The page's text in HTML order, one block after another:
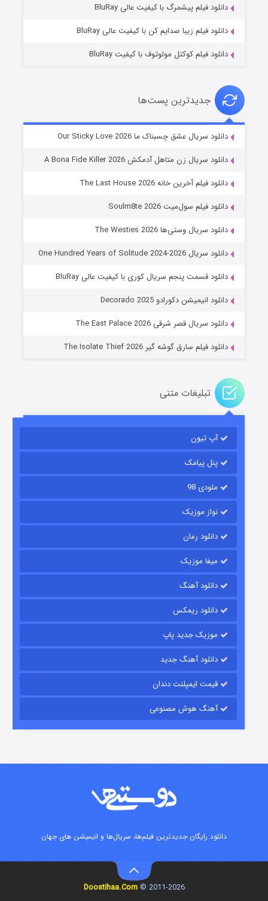
شوهر
عملیات آپارتمان
قسمت۲ (زیرنویس) منتشر شد
قسمت
قسمت۷ (زیرنویس) منتشر شد
دانلود فیلم پیشمرگ با کیفیت عالی BluRay
دانلود فیلم زیبا صدایم کن با کیفیت عالی BluRay
دانلود فیلم کوکتل مولوتوف با کیفیت BluRay
جدیدترین پست‌ها
دانلود سریال عشق چسبناک ما Our Sticky Love 2026
دانلود سریال زن متاهل آدمکش A Bona Fide Killer 2026
دانلود فیلم آخرین خانه The Last House 2026
دانلود فیلم سول‌میت Soulm8te 2026
دانلود سریال وستی‌ها The Westies 2026
دانلود سریال One Hundred Years of Solitude 2024-2026
دانلود قسمت پنجم سریال کوری با کیفیت عالی BluRay
دانلود انیمیشن دکورادو Decorado 2025
دانلود سریال قصر شرقی The East Palace 2026
دانلود فیلم سارق گوشه گیر The Isolate Thief 2026
تبلیغات متنی
آپ تیون
پنل پیامک
ملودی 98
نواز موزیک
دانلود رمان
میفا موزیک
دانلود آهنگ
دانلود ریمکس
موزیک جدید پاپ
دانلود آهنگ جدید
قیمت ایمپلنت دندان
آهنگ هوش مصنوعی
دانلود رایگان جدیدترین فیلم‌ها، سریال‌ها و انیمیشن های جهان
2011-2026 ©
Doostihaa.Com